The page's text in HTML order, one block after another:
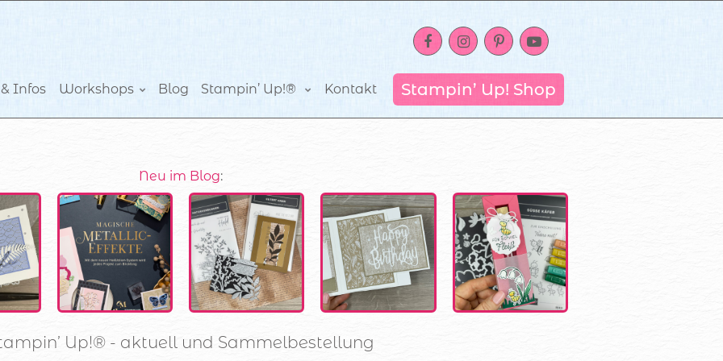
Infos Workshops Blog Stampin’ Up!® Kontakt Stampin’ Up! Shop
Neu im Blog:
Up!® - aktuell und Sammelbestellung